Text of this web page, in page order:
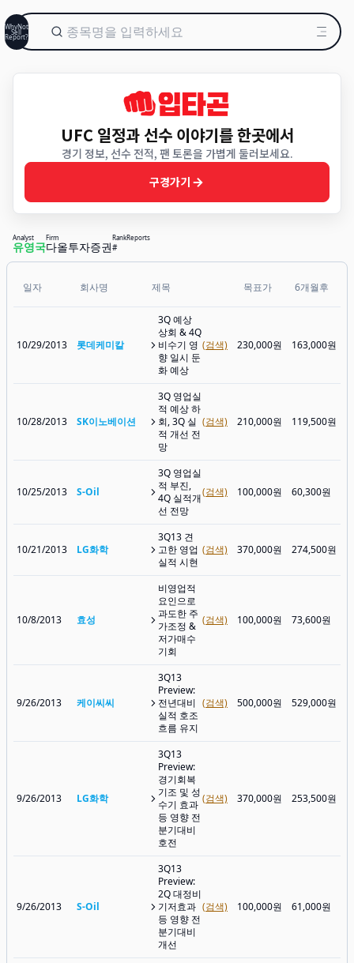
WhyNot
Sell
Report?
UFC 일정과 선수 이야기를 한곳에서
경기 정보, 선수 전적, 팬 토론을 가볍게 둘러보세요.
구경가기
Analyst
유영국
Firm
다올투자증권
Rank
#
Reports
일자 회사명 제목 목표가 6개월후
10/29/2013 롯데케미칼
3Q 예상
상회 & 4Q
비수기 영
향 일시 둔
화 예상
(검색) 230,000원 163,000원
10/28/2013 SK이노베이션
3Q 영업실
적 예상 하
회, 3Q 실
적 개선 전
망
(검색) 210,000원 119,500원
10/25/2013 S-Oil
3Q 영업실
적 부진,
4Q 실적개
선 전망
(검색) 100,000원 60,300원
10/21/2013 LG화학
3Q13 견
고한 영업
실적 시현
(검색) 370,000원 274,500원
10/8/2013 효성
비영업적
요인으로
과도한 주
가조정 &
저가매수
기회
(검색) 100,000원 73,600원
9/26/2013 케이씨씨
3Q13
Preview:
전년대비
실적 호조
흐름 유지
(검색) 500,000원 529,000원
9/26/2013 LG화학
3Q13
Preview:
경기회복
기조 및 성
수기 효과
등 영향 전
분기대비
호전
(검색) 370,000원 253,500원
9/26/2013 S-Oil
3Q13
Preview:
2Q 대정비
기저효과
등 영향 전
분기대비
개선
(검색) 100,000원 61,000원